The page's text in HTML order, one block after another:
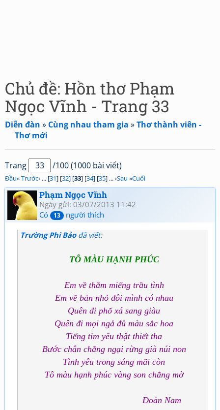
Chủ đề: Hồn thơ Phạm
Ngọc Vĩnh - Trang 33
Diễn đàn » Cùng nhau tham gia »Thơ thành viên -
Thơ mới
Trang /100 (1000 bài viết)
Đầu«Trước‹ ... [31] [32] [33] [34] [35] ... ›Sau »Cuối
Phạm Ngọc Vĩnh
Ngày gửi: 03/07/2013 11:42
Có
13 người thích
Trường Phi Bảođã viết:
TÔ MÀU HẠNH PHÚC
Em về thắm miếng trầu tình
Em về bản nhỏ đôi mình có nhau
Quên đi phố xá sang giàu
Quên đi mọi ngả đủ màu sắc hoa
Tiếng tim yêu thật thiết tha
Bước chân chẳng ngại rừng già núi non
Tình yêu trong sáng mãi còn
Tô màu hạnh phúc vàng son chẳng mờ
Đoàn Nam